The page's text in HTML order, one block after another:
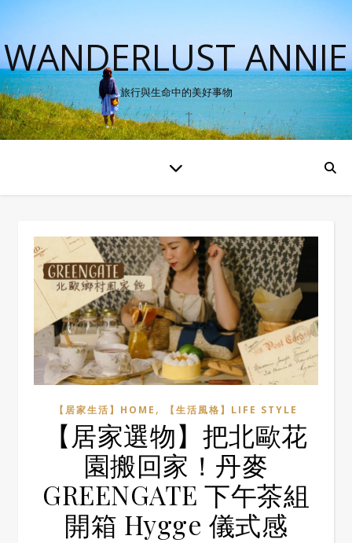
WANDERLUST ANNIE
旅行與生命中的美好事物
【居家生活】HOME , 【生活風格】LIFE STYLE
【居家選物】把北歐花
園搬回家！丹麥
GREENGATE 下午茶組
開箱 Hygge 儀式感